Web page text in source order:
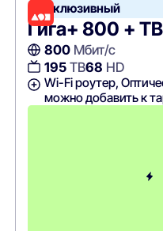
Эксклюзивный
Гига+ 800 + ТВ
800Мбит/с
195ТВ68 HD
Wi-Fi роутер,
можно добавить к